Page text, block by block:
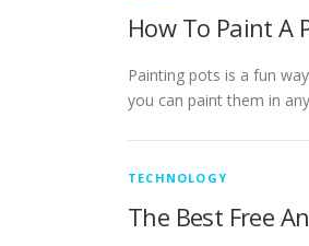
How To Paint A
Painting pots is a fun
you can paint them in
TECHNOLOGY
The Best Free